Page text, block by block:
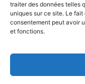
traiter des données telles
uniques sur ce site. Le
consentement peut avoir
et fonctions.
Accueil Economie